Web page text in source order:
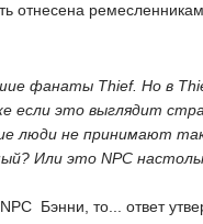
отнесена
фанаты Thief. Но в
если это выглядит
люди не принимают
Или это NPC
 Бэнни, то... ответ